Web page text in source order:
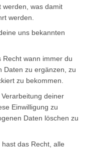
werden, was damit
werden.
uns bekannten
Recht wann immer du
Daten zu ergänzen, zu
zu bekommen.
deiner
Einwilligung zu
Daten löschen zu
das Recht, alle